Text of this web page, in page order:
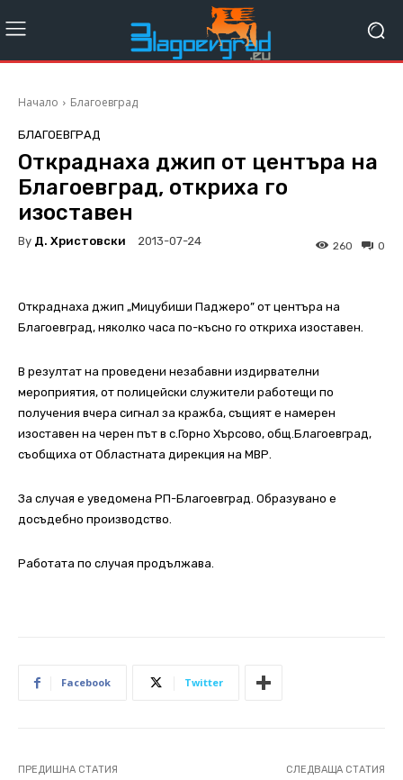
Начало Благоевград
БЛАГОЕВГРАД
Откраднаха джип от центъра на
Благоевград, откриха го
изоставен
By Д. Христовски 2013-07-24 0
260
Откраднаха джип „Мицубиши Паджеро” от центъра на
Благоевград, няколко часа по-късно го откриха изоставен.
В резултат на проведени незабавни издирвателни
мероприятия, от полицейски служители работещи по
получения вчера сигнал за кражба, същият е намерен
изоставен на черен път в с.Горно Хърсово, общ.Благоевград,
съобщиха от Областната дирекция на МВР.
За случая е уведомена РП-Благоевград. Образувано е
досъдебно производство.
Работата по случая продължава.
Facebook Twitter
ПРЕДИШНА СТАТИЯ СЛЕДВАЩА СТАТИЯ